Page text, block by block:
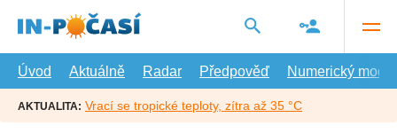
hlavní
Úvod
Aktuálně Radar Předpověď Numerický model
AKTUALITA: Vrací se tropické teploty, zítra až 35 °C